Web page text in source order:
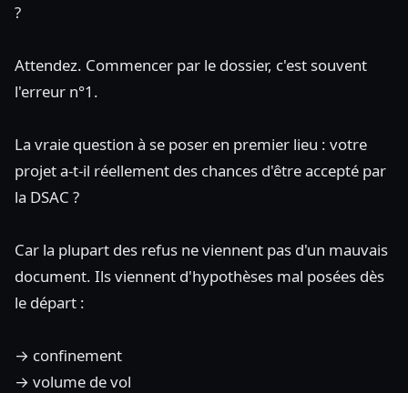
?
Attendez. Commencer par le dossier, c'est souvent
l'erreur n°1.
La vraie question à se poser en premier lieu : votre
projet a-t-il réellement des chances d'être accepté par
la DSAC ?
Car la plupart des refus ne viennent pas d'un mauvais
document. Ils viennent d'hypothèses mal posées dès
le départ :
→ confinement
→ volume de vol